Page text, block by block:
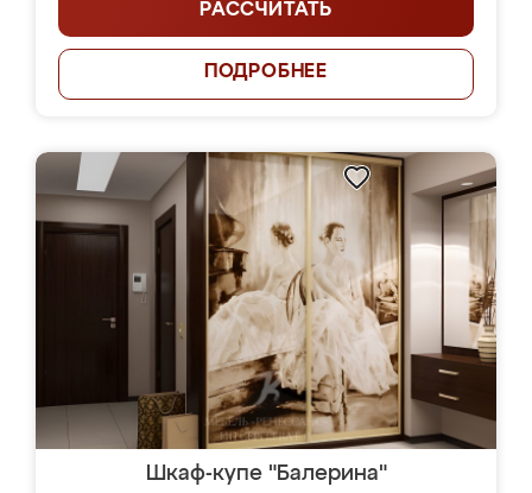
РАССЧИТАТЬ
ПОДРОБНЕЕ
Шкаф-купе "Балерина"